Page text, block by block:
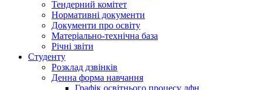
Тендерний комітет
Нормативні документи
Документи про освіту
Матеріально-технічна база
Річні звіти
Студенту
Розклад дзвінків
Денна форма навчання
Графік освітнього процесу дфн